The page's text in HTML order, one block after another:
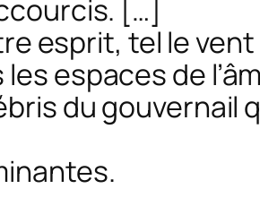
[…]
esprit, tel le vent
espaces de
du gouvernail